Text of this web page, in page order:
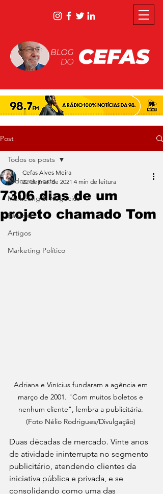
Post
Todos os posts
Marketing & Negócios
Rápidas
Artigos
Marketing Político
Todos os posts
7306 dias de um
projeto chamado Tom
Cefas Alves Meira
22 de mar. de 2021 4 min de leitura
Adriana e Vinícius fundaram a agência em
março de 2001. "Com muitos boletos e
nenhum cliente", lembra a publicitária.
(Foto Nélio Rodrigues/Divulgação)
Duas décadas de mercado. Vinte anos
de atividade ininterrupta no segmento
publicitário, atendendo clientes da
iniciativa pública e privada, e se
consolidando como uma das